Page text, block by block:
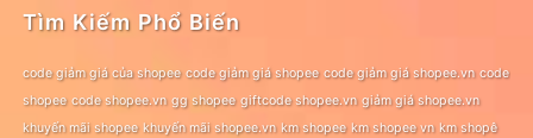
Tìm Kiếm Phổ Biến
code giảm giá của shopee code giảm giá shopee code giảm giá shopee.vn code
shopee code shopee.vn gg shopee giftcode shopee.vn giảm giá shopee.vn
khuyến mãi shopee khuyến mãi shopee.vn km shopee km shopee vn km shopê